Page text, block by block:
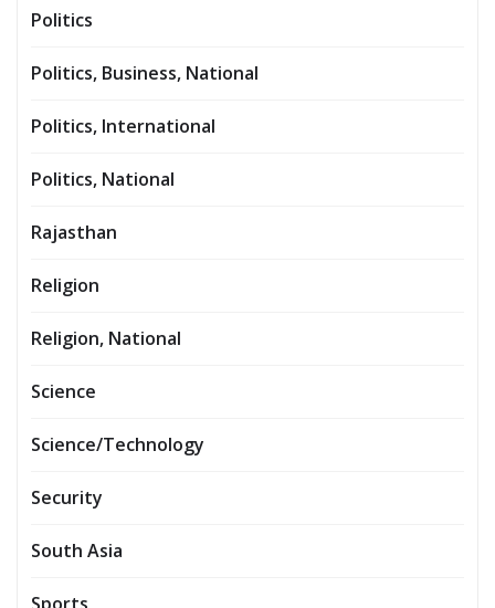
Politics
Politics, Business, National
Politics, International
Politics, National
Rajasthan
Religion
Religion, National
Science
Science/Technology
Security
South Asia